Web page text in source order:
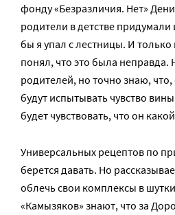
фонду «Безразличия. Нет»
родители в детстве придумали
бы я упал с лестницы. И только
понял, что это была неправда.
родителей, но точно знаю,
будут испытывать чувство
будет чувствовать, что он
Универсальных рецептов по
берется давать. Но
облечь свои комплексы в
«Камызяков» знают, что за